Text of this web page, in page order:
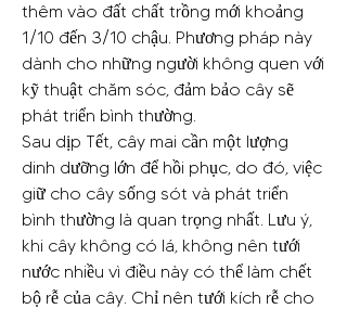
thêm vào đất chất trồng mới khoảng
1/10 đến 3/10 chậu. Phương pháp này
dành cho những người không quen với
kỹ thuật chăm sóc, đảm bảo cây sẽ
phát triển bình thường.
Sau dịp Tết, cây mai cần một lượng
dinh dưỡng lớn để hồi phục, do đó, việc
giữ cho cây sống sót và phát triển
bình thường là quan trọng nhất. Lưu ý,
khi cây không có lá, không nên tưới
nước nhiều vì điều này có thể làm chết
bộ rễ của cây. Chỉ nên tưới kích rễ cho